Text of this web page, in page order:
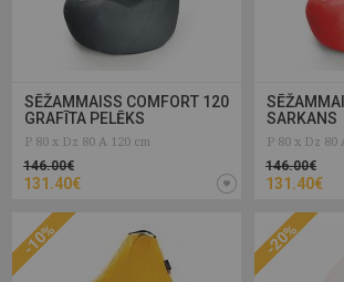
SĒŽAMMAISS COMFORT 120
GRAFĪTA PELĒKS
P 80 x Dz 80 A 120 cm
146.00€
131.40€
SARKANS
P 80 x Dz 80
146.00€
131.40€
-10% -20%